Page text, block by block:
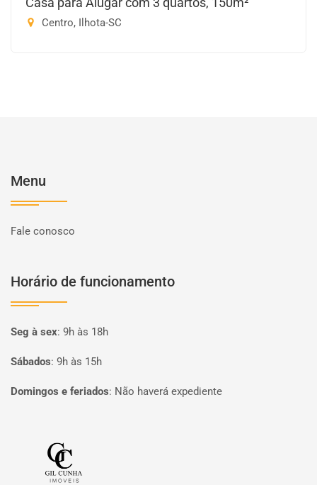
Centro, Ilhota-SC
Menu
Fale conosco
Horário de funcionamento
Seg à sex: 9h às 18h
Sábados: 9h às 15h
Domingos e feriados: Não haverá expediente